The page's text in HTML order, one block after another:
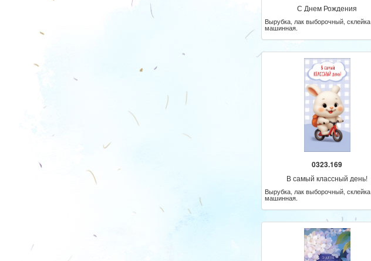
С Днем Рождения
Вырубка, лак выборочный, склейка
машинная.
0323.169
В самый классный день!
Вырубка, лак выборочный, склейка
машинная.